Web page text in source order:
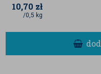
10,70 zł
/0,5 kg